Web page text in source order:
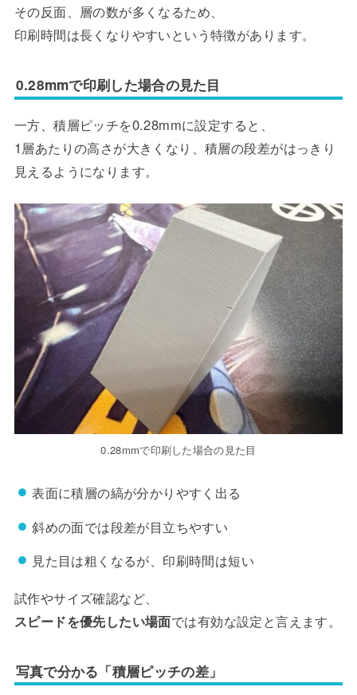
その反面、層の数が多くなるため、
印刷時間は長くなりやすいという特徴があります。
0.28mmで印刷した場合の見た目
一方、積層ピッチを0.28mmに設定すると、
1層あたりの高さが大きくなり、積層の段差がはっきり
見えるようになります。
0.28mmで印刷した場合の見た目
表面に積層の縞が分かりやすく出る
斜めの面では段差が目立ちやすい
見た目は粗くなるが、印刷時間は短い
試作やサイズ確認など、
スピードを優先したい場面では有効な設定と言えます。
写真で分かる「積層ピッチの差」